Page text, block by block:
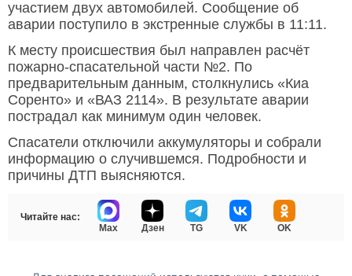
участием двух автомобилей. Сообщение об
аварии поступило в экстренные службы в 11:11.
К месту происшествия был направлен расчёт
пожарно-спасательной части №2. По
предварительным данным, столкнулись «Киа
Соренто» и «ВАЗ 2114». В результате аварии
пострадал как минимум один человек.
Спасатели отключили аккумуляторы и собрали
информацию о случившемся. Подробности и
причины ДТП выясняются.
Читайте нас:
Max
Дзен TG VK OK